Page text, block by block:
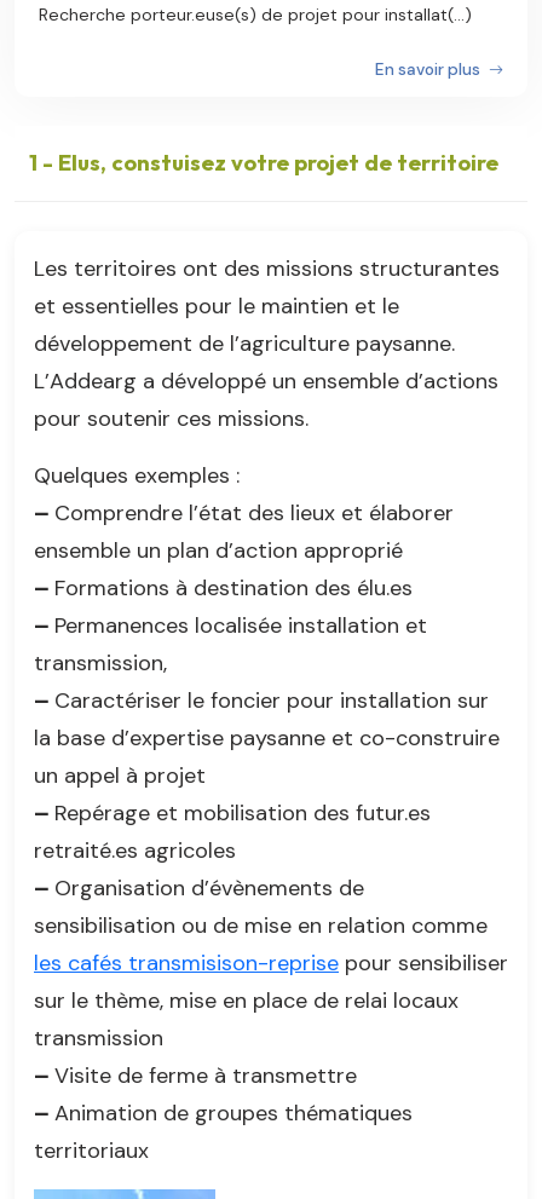
Recherche porteur.euse(s) de projet pour installat(...)
En savoir plus
1 - Elus, constuisez votre projet de territoire
Les territoires ont des missions structurantes
et essentielles pour le maintien et le
développement de l’agriculture paysanne.
L’Addearg a développé un ensemble d’actions
pour soutenir ces missions.
Quelques exemples :
– Comprendre l’état des lieux et élaborer
ensemble un plan d’action approprié
– Formations à destination des élu.es
– Permanences localisée installation et
transmission,
– Caractériser le foncier pour installation sur
la base d’expertise paysanne et co-construire
un appel à projet
– Repérage et mobilisation des futur.es
retraité.es agricoles
– Organisation d’évènements de
sensibilisation ou de mise en relation comme
les cafés transmisison-reprise pour sensibiliser
sur le thème, mise en place de relai locaux
transmission
– Visite de ferme à transmettre
– Animation de groupes thématiques
territoriaux